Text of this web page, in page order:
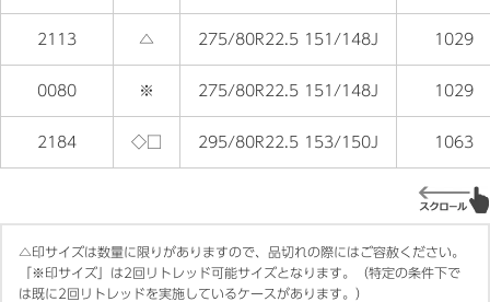
2113 △ 275/80R22.5 151/148J 1029
0080 ※ 275/80R22.5 151/148J 1029
2184 ◇□ 295/80R22.5 153/150J 1063
△印サイズは数量に限りがありますので、品切れの際にはご容赦ください。
「※印サイズ」は2回リトレッド可能サイズとなります。（特定の条件下で
は既に2回リトレッドを実施しているケースがあります。）